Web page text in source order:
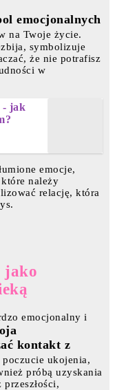
emocjonalnych
na Twoje życie.
symbolizuje
że nie potrafisz
w
- jak
emocje,
należy
relację, która
jako
emocjonalny i
kontakt z
ukojenia,
próbą uzyskania